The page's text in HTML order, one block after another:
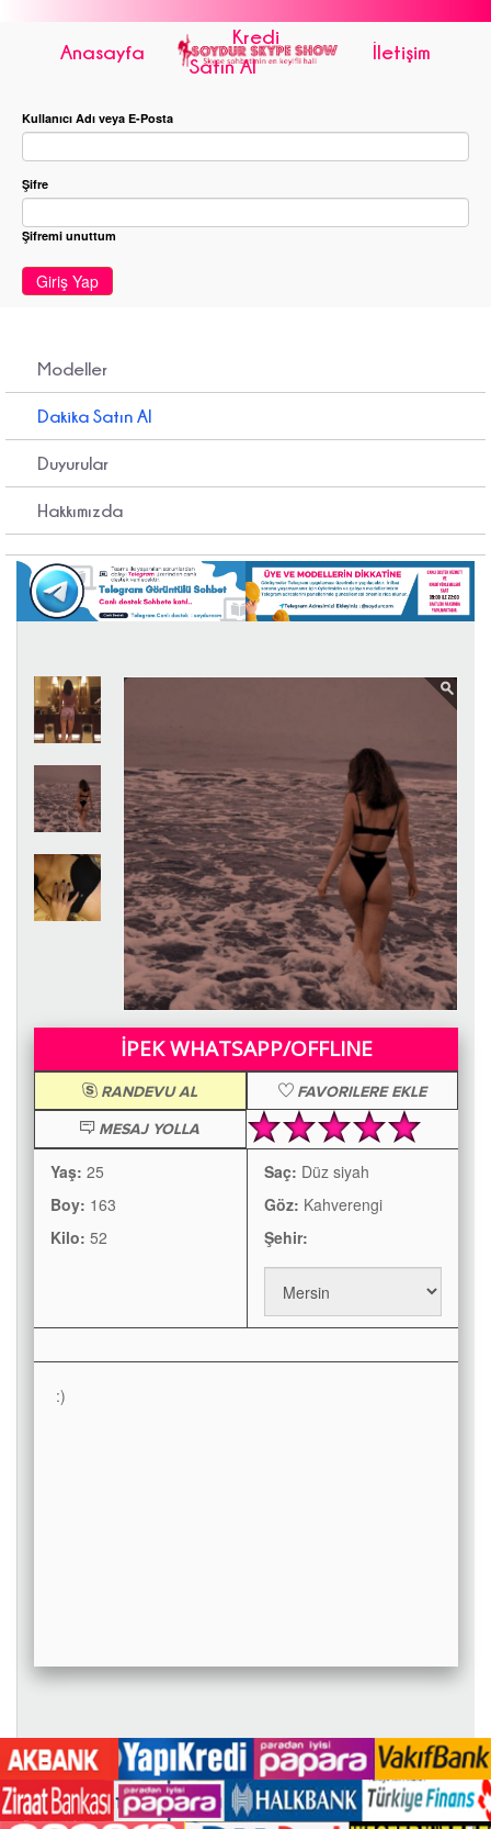
Anasayfa
Kredi
Satın Al
İletişim
Kullanıcı Adı veya E-Posta
Şifre
Şifremi unuttum
Giriş Yap
Modeller
Dakika Satın Al
Duyurular
Hakkımızda
İPEK WHATSAPP/OFFLINE
RANDEVU AL
FAVORILERE EKLE
MESAJ YOLLA
Yaş: 25
Boy: 163
Kilo: 52
Saç: Düz siyah
Göz: Kahverengi
Şehir:
:)